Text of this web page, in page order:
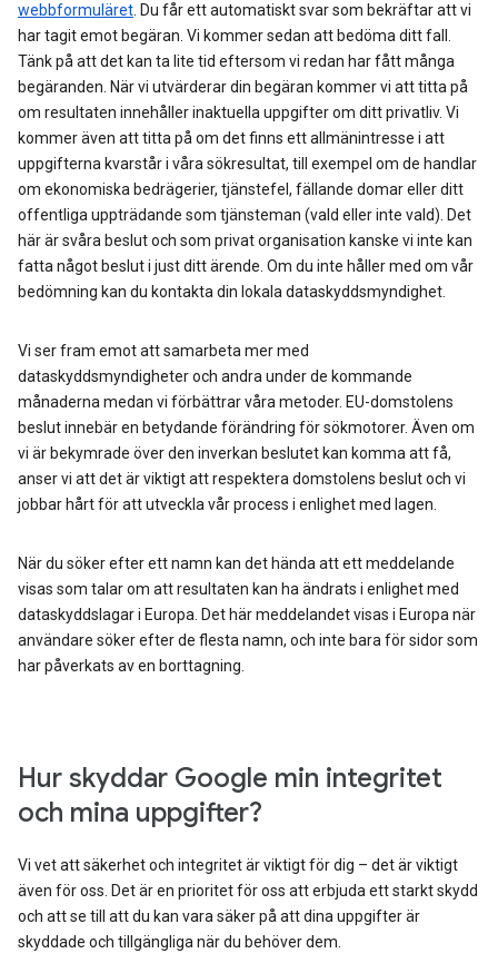
webbformuläret . Du får ett automatiskt svar som bekräftar att vi
har tagit emot begäran. Vi kommer sedan att bedöma ditt fall.
Tänk på att det kan ta lite tid eftersom vi redan har fått många
begäranden. När vi utvärderar din begäran kommer vi att titta på
om resultaten innehåller inaktuella uppgifter om ditt privatliv. Vi
kommer även att titta på om det finns ett allmänintresse i att
uppgifterna kvarstår i våra sökresultat, till exempel om de handlar
om ekonomiska bedrägerier, tjänstefel, fällande domar eller ditt
offentliga uppträdande som tjänsteman (vald eller inte vald). Det
här är svåra beslut och som privat organisation kanske vi inte kan
fatta något beslut i just ditt ärende. Om du inte håller med om vår
bedömning kan du kontakta din lokala dataskyddsmyndighet.
Vi ser fram emot att samarbeta mer med
dataskyddsmyndigheter och andra under de kommande
månaderna medan vi förbättrar våra metoder. EU-domstolens
beslut innebär en betydande förändring för sökmotorer. Även om
vi är bekymrade över den inverkan beslutet kan komma att få,
anser vi att det är viktigt att respektera domstolens beslut och vi
jobbar hårt för att utveckla vår process i enlighet med lagen.
När du söker efter ett namn kan det hända att ett meddelande
visas som talar om att resultaten kan ha ändrats i enlighet med
dataskyddslagar i Europa. Det här meddelandet visas i Europa när
användare söker efter de flesta namn, och inte bara för sidor som
har påverkats av en borttagning.
Hur skyddar Google min integritet
och mina uppgifter?
Vi vet att säkerhet och integritet är viktigt för dig – det är viktigt
även för oss. Det är en prioritet för oss att erbjuda ett starkt skydd
och att se till att du kan vara säker på att dina uppgifter är
skyddade och tillgängliga när du behöver dem.